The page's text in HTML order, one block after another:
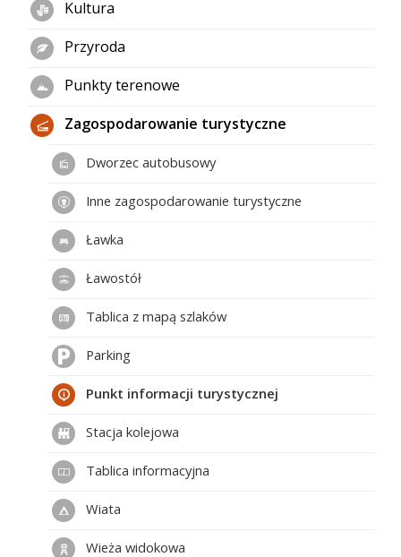
Kultura
Przyroda
Punkty terenowe
Zagospodarowanie turystyczne
Dworzec autobusowy
Inne zagospodarowanie turystyczne
Ławka
Ławostół
Tablica z mapą szlaków
Parking
Punkt informacji turystycznej
Stacja kolejowa
Tablica informacyjna
Wiata
Wieża widokowa